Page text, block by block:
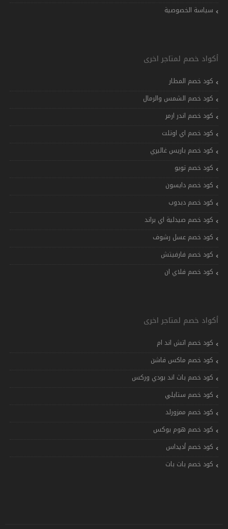
سياسة الخصوصية
أكواد خصم لمتاجر اخرى
كود خصم المطار
كود خصم الشمس والرمال
كود خصم اندر ارمر
كود خصم اي اوتلت
كود خصم باريس غاليري
كود خصم تويو
كود خصم دايسون
كود خصم دبدوب
كود خصم صيدلية اي براند
كود خصم عسل رشوف
كود خصم فارفيتش
كود خصم فلاي ان
أكواد خصم لمتاجر اخرى
كود خصم اتش اند ام
كود خصم ماكس فاشن
كود خصم باث اند بودي وركس
كود خصم ستايلي
كود خصم ممزورلد
كود خصم هوم بوكس
كود خصم أديداس
كود خصم بات بات